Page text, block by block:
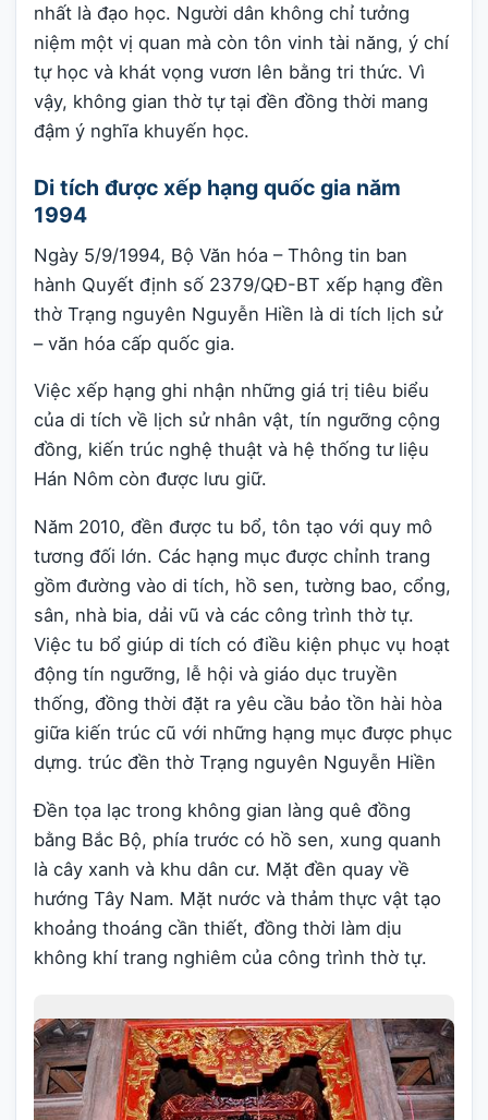
nhất là đạo học. Người dân không chỉ tưởng
niệm một vị quan mà còn tôn vinh tài năng, ý chí
tự học và khát vọng vươn lên bằng tri thức. Vì
vậy, không gian thờ tự tại đền đồng thời mang
đậm ý nghĩa khuyến học.
Di tích được xếp hạng quốc gia năm
1994
Ngày 5/9/1994, Bộ Văn hóa – Thông tin ban
hành Quyết định số 2379/QĐ-BT xếp hạng đền
thờ Trạng nguyên Nguyễn Hiền là di tích lịch sử
– văn hóa cấp quốc gia.
Việc xếp hạng ghi nhận những giá trị tiêu biểu
của di tích về lịch sử nhân vật, tín ngưỡng cộng
đồng, kiến trúc nghệ thuật và hệ thống tư liệu
Hán Nôm còn được lưu giữ.
Năm 2010, đền được tu bổ, tôn tạo với quy mô
tương đối lớn. Các hạng mục được chỉnh trang
gồm đường vào di tích, hồ sen, tường bao, cổng,
sân, nhà bia, dải vũ và các công trình thờ tự.
Việc tu bổ giúp di tích có điều kiện phục vụ hoạt
động tín ngưỡng, lễ hội và giáo dục truyền
thống, đồng thời đặt ra yêu cầu bảo tồn hài hòa
giữa kiến trúc cũ với những hạng mục được phục
dựng. trúc đền thờ Trạng nguyên Nguyễn Hiền
Đền tọa lạc trong không gian làng quê đồng
bằng Bắc Bộ, phía trước có hồ sen, xung quanh
là cây xanh và khu dân cư. Mặt đền quay về
hướng Tây Nam. Mặt nước và thảm thực vật tạo
khoảng thoáng cần thiết, đồng thời làm dịu
không khí trang nghiêm của công trình thờ tự.